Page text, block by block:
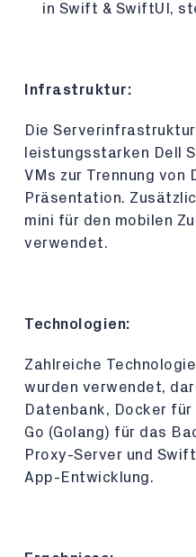
in Swift & SwiftUI,
Infrastruktur:
Die
leistungsstarken Dell
VMs zur Trennung von
Präsentation.
mini für den mobilen
verwendet.
Technologien:
Zahlreiche
wurden verwendet,
Datenbank, Docker
Go (Golang) für das
Proxy-Server und
App-Entwicklung.